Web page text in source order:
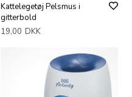
Kattelegetøj Pelsmus i
gitterbold
19,00 DKK